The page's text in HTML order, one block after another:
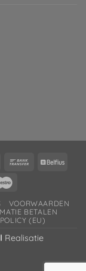
BancontactBank
VOORWAARDEN
BETALEN
(EU)
Realisatie